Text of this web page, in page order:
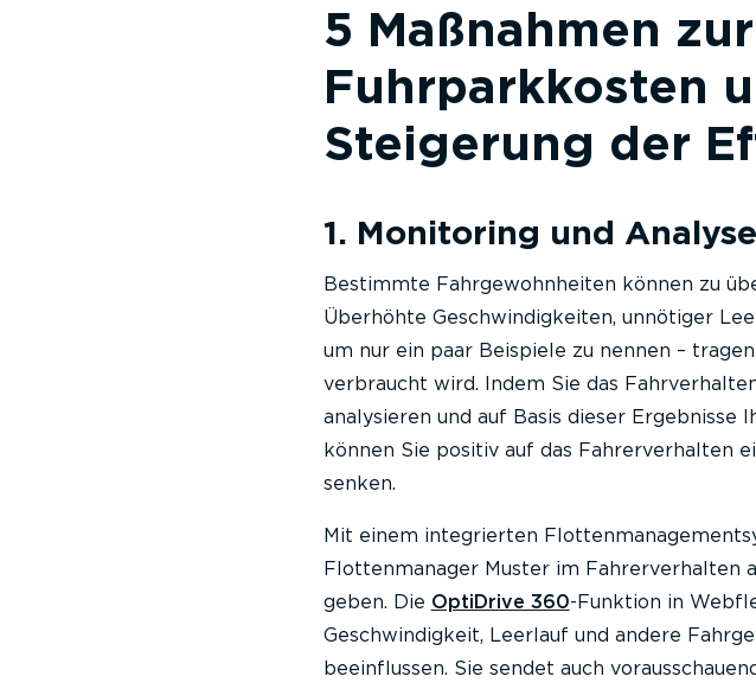
5 Maßnahmen
Fuhrparkkosten
Steigerung der
1. Monitoring und
Bestimmte Fahrgewohnheiten können zu
Überhöhte Geschwindigkeiten, unnötiger
um nur ein paar Beispiele zu nennen –
verbraucht wird. Indem Sie das
analysieren und auf Basis dieser Ergebnisse
können Sie positiv auf das Fahrerverhalten
senken.
Mit einem integrierten
Flottenmanager Muster im Fahrerverhalten
geben. Die OptiDrive 360-Funktion in
Geschwindigkeit, Leerlauf und andere
beeinflussen. Sie sendet auch